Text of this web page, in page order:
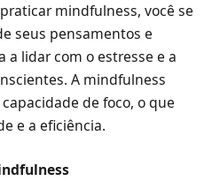
mindfulness, você se
seus pensamentos e
a lidar com o estresse e a
A mindfulness
de foco, o que
e a eficiência.